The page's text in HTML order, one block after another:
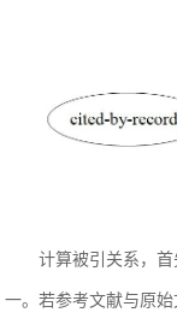
计算被引关系，
一。若参考文献与原